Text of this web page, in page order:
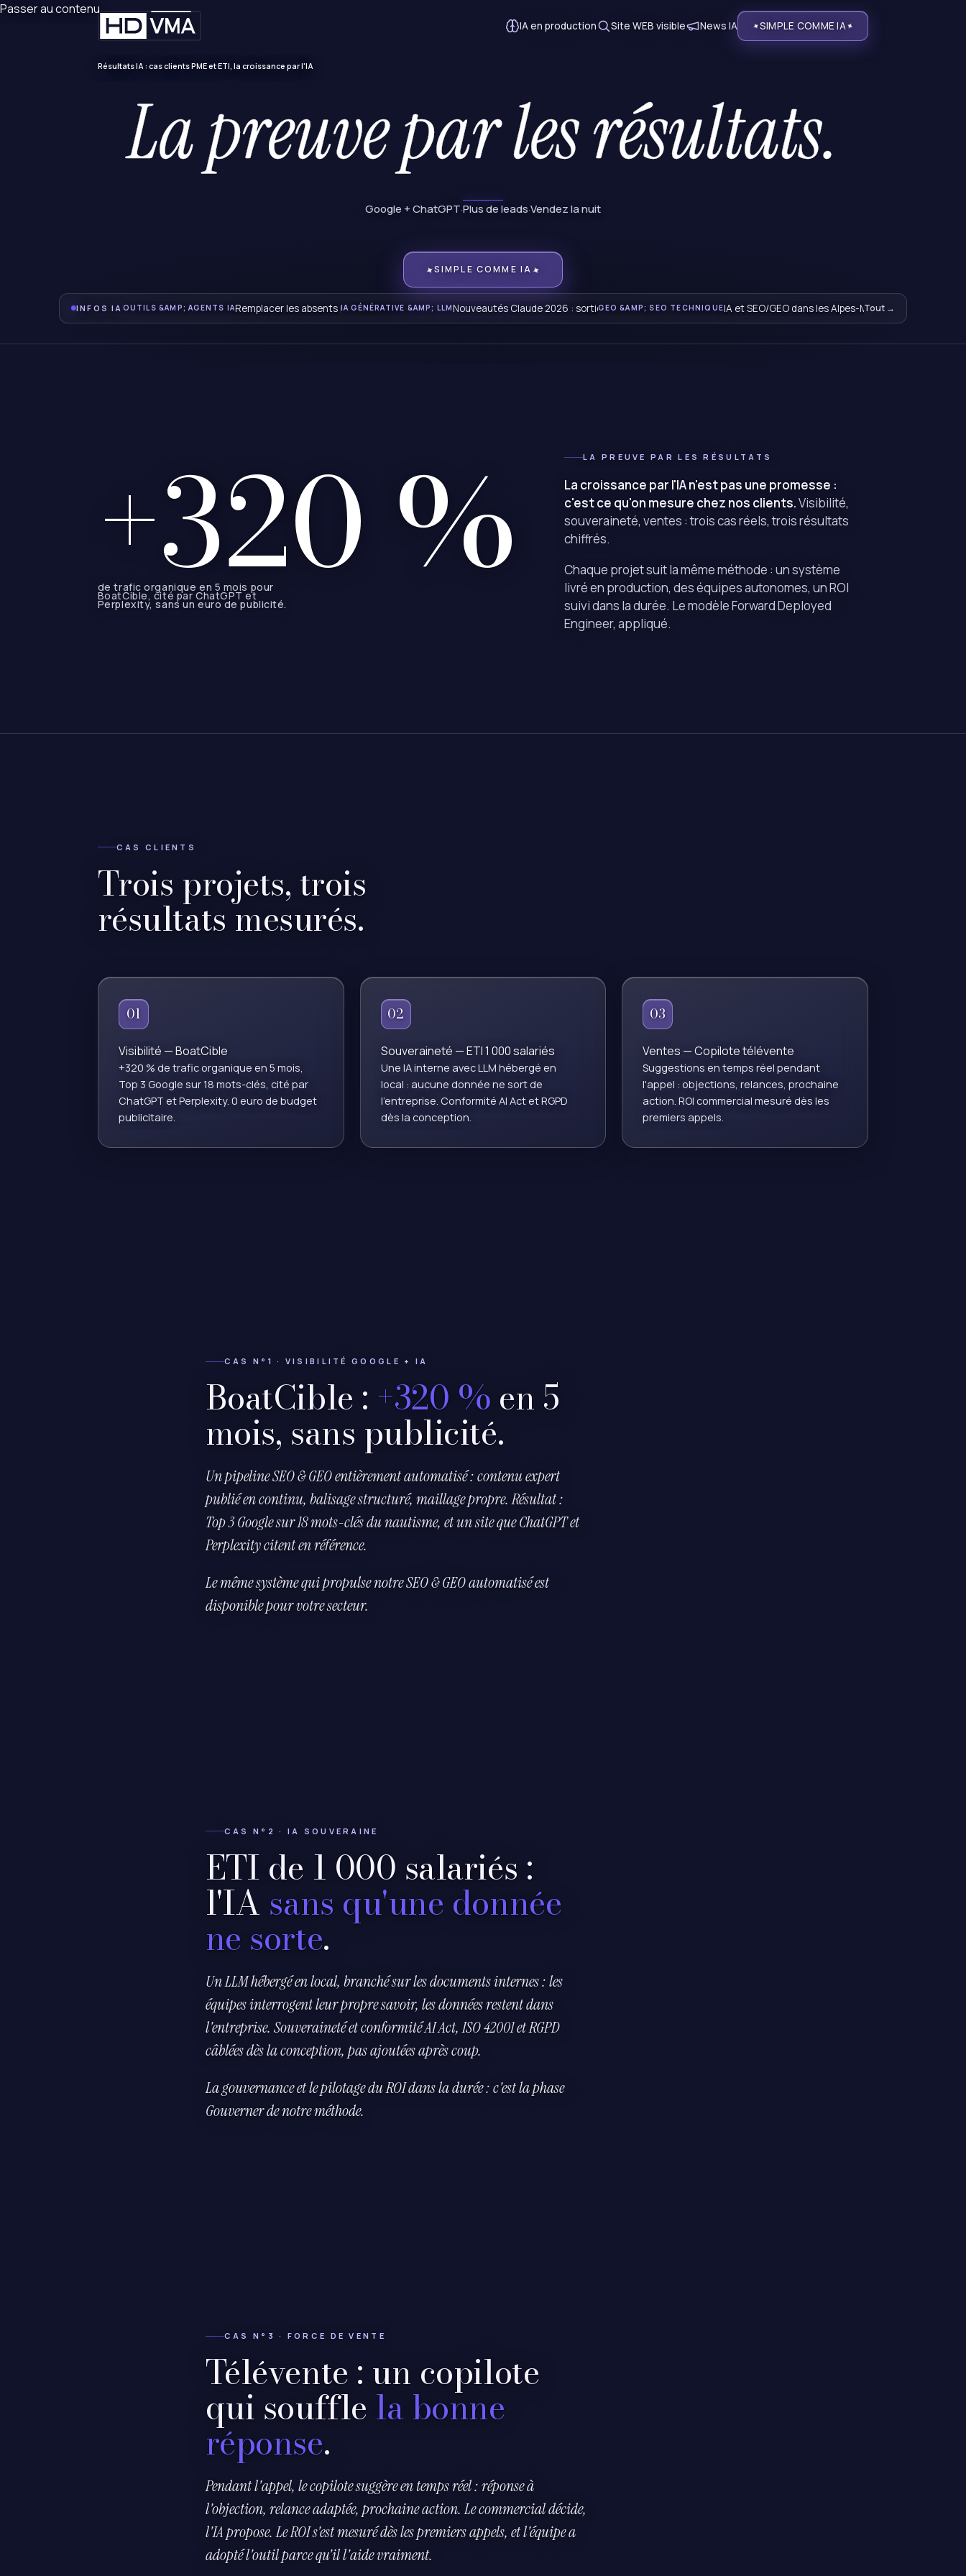
Passer au contenu
IA en production Site WEB visible News IA ✦SIMPLE COMME IA✦
Résultats IA : cas clients PME et ETI, la croissance par l'IA
La preuve par les résultats.
Google + ChatGPT·Plus de leads·Vendez la nuit
✦SIMPLE COMME IA✦
INFOS IA OUTILS &AMP; AGENTS IARemplacer les absents par l’IA : panorama de l’état de l’art en 2026
IA GÉNÉRATIVE &AMP; LLM Nouveautés Claude 2026 : sorties récentes d’Anthropic et top 10 des serveurs MCP
GEO &AMP; SEO TECHNIQUEIA et SEO/GEO dans les Alpes-Maritimes : panorama
Tout →
+320 %
de trafic organique en 5 mois pour
BoatCible, cité par ChatGPT et
Perplexity, sans un euro de publicité.
LA PREUVE PAR LES RÉSULTATS
La croissance par l'IA n'est pas une promesse :
c'est ce qu'on mesure chez nos clients.Visibilité,
souveraineté, ventes : trois cas réels, trois résultats
chiffrés.
Chaque projet suit la même méthode : un système
livré en production, des équipes autonomes, un ROI
suivi dans la durée. Le modèle Forward Deployed
Engineer, appliqué.
CAS CLIENTS
Trois projets, trois
résultats mesurés.
01
Visibilité — BoatCible
+320 % de trafic organique en 5 mois,
Top 3 Google sur 18 mots-clés, cité par
ChatGPT et Perplexity. 0 euro de budget
publicitaire.
02
Souveraineté — ETI 1 000 salariés
Une IA interne avec LLM hébergé en
local : aucune donnée ne sort de
l'entreprise. Conformité AI Act et RGPD
dès la conception.
03
Ventes — Copilote télévente
Suggestions en temps réel pendant
l'appel : objections, relances, prochaine
action. ROI commercial mesuré dès les
premiers appels.
CAS N°1 · VISIBILITÉ GOOGLE + IA
BoatCible : +320 % en 5
mois, sans publicité.
Un pipeline SEO & GEO entièrement automatisé : contenu expert
publié en continu, balisage structuré, maillage propre. Résultat :
Top 3 Google sur 18 mots-clés du nautisme, et un site que ChatGPT et
Perplexity citent en référence.
Le même système qui propulsenotre SEO & GEO automatiséest
disponible pour votre secteur.
CAS N°2 · IA SOUVERAINE
ETI de 1 000 salariés :
l'IA sans qu'une donnée
ne sorte.
Un LLM hébergé en local, branché sur les documents internes : les
équipes interrogent leur propre savoir, les données restent dans
l'entreprise. Souveraineté et conformité AI Act, ISO 42001 et RGPD
câblées dès la conception, pas ajoutées après coup.
La gouvernance et le pilotage du ROI dans la durée : c'estla phase
Gouvernerde notre méthode.
CAS N°3 · FORCE DE VENTE
Télévente : un copilote
qui souffle la bonne
réponse.
Pendant l'appel, le copilote suggère en temps réel : réponse à
l'objection, relance adaptée, prochaine action. Le commercial décide,
l'IA propose. Le ROI s'est mesuré dès les premiers appels, et l'équipe a
adopté l'outil parce qu'il l'aide vraiment.